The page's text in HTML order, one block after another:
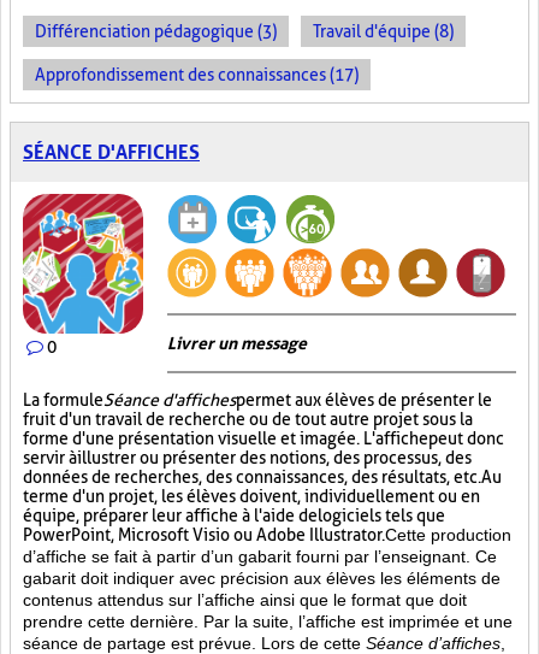
Différenciation pédagogique (3) Travail d'équipe (8)
Approfondissement des connaissances (17)
SÉANCE D'AFFICHES
0 Livrer un message
La formuleSéance d'affichespermet aux élèves de présenter le
fruit d'un travail de recherche ou de tout autre projet sous la
forme d'une présentation visuelle et imagée. L'affichepeut donc
servir à illustrer ou présenter des notions, des processus, des
données de recherches, des connaissances, des résultats, etc. Au
terme d'un projet, les élèves doivent, individuellement ou en
équipe, préparer leur affiche à l'aide de logiciels tels que
PowerPoint, Microsoft Visio ou Adobe Illustrator.Cette production
d’affiche se fait à partir d’un gabarit fourni par l’enseignant. Ce
gabarit doit indiquer avec précision aux élèves les éléments de
contenus attendus sur l’affiche ainsi que le format que doit
prendre cette dernière. Par la suite, l’affiche est imprimée et une
séance de partage est prévue. Lors de cette Séance d’affiches